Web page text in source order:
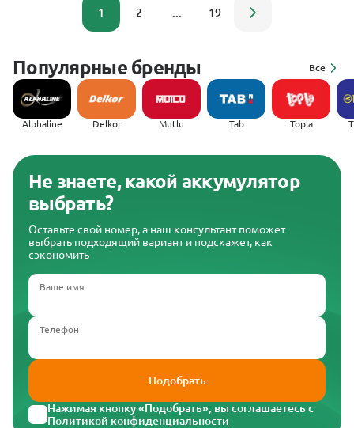
1 2 19
Популярные бренды Все
Alphaline Delkor Mutlu Tab Topla
Не знаете, какой аккумулятор
выбрать?
Оставьте свой номер, а наш консультант поможет
выбрать подходящий вариант и подскажет, как
сэкономить
Ваше имя
Телефон
Подобрать
Нажимая кнопку «Подобрать», вы соглашаетесь с
Политикой конфиденциальности